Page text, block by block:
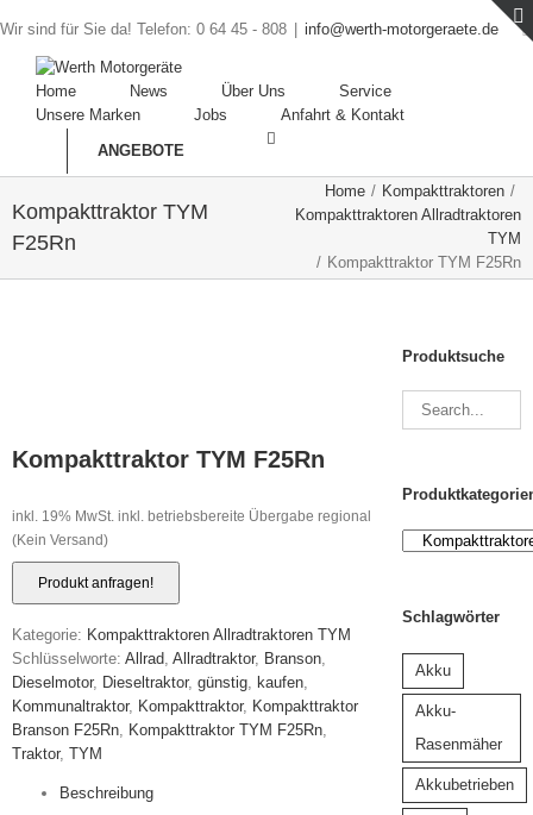
Wir sind für Sie da! Telefon: 0 64 45 - 808 info@werth-motorgeraete.de
Home News Über Uns
Service
Unsere Marken
Jobs
Anfahrt & Kontakt
ANGEBOTE
Kompakttraktor TYM
F25Rn
Home / Kompakttraktoren /
Kompakttraktoren Allradtraktoren
TYM
/ Kompakttraktor TYM F25Rn
Kompakttraktor TYM F25Rn
inkl. 19% MwSt. inkl. betriebsbereite Übergabe regional
(Kein Versand)
Kategorie: Kompakttraktoren Allradtraktoren TYM
Schlüsselworte: Allrad, Allradtraktor, Branson,
Dieselmotor, Dieseltraktor, günstig, kaufen,
Kommunaltraktor, Kompakttraktor, Kompakttraktor
Branson F25Rn, Kompakttraktor TYM F25Rn,
Traktor, TYM
Beschreibung
Produktsuche
Schlagwörter
Akku
Akku-
Rasenmäher
Akkubetrieben